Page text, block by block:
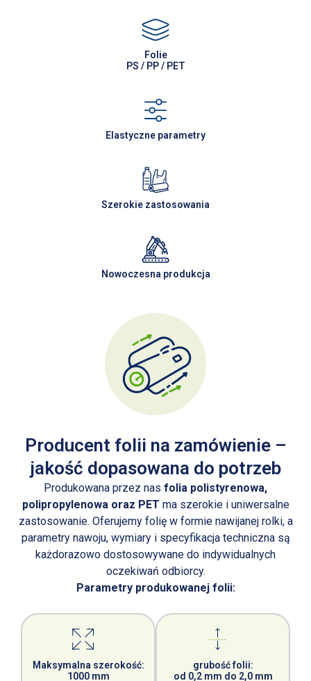
Folie
PS / PP / PET
Elastyczne parametry
Szerokie zastosowania
Nowoczesna produkcja
Producent folii na zamówienie –
jakość dopasowana do potrzeb
Produkowana przez nas folia polistyrenowa,
polipropylenowa oraz PET ma szerokie i uniwersalne
zastosowanie. Oferujemy folię w formie nawijanej rolki, a
parametry nawoju, wymiary i specyfikacja techniczna są
każdorazowo dostosowywane do indywidualnych
oczekiwań odbiorcy.
Parametry produkowanej folii:
Maksymalna szerokość:
1000 mm
grubość folii:
od 0,2 mm do 2,0 mm